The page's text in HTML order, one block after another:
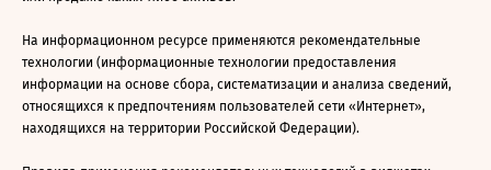
На информационном ресурсе применяются рекомендательные
технологии (информационные технологии предоставления
информации на основе сбора, систематизации и анализа сведений,
относящихся к предпочтениям пользователей сети «Интернет»,
находящихся на территории Российской Федерации).